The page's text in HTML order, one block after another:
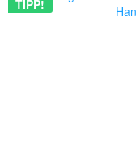
TIPP!